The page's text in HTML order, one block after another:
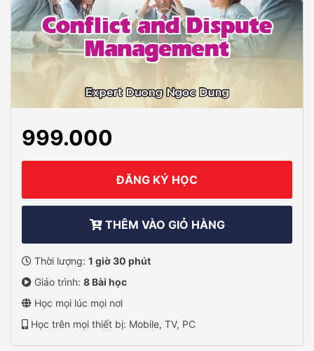
999.000
ĐĂNG KÝ HỌC
THÊM VÀO GIỎ HÀNG
Thời lượng: 1 giờ 30 phút
Giáo trình: 8 Bài học
Học mọi lúc mọi nơi
Học trên mọi thiết bị: Mobile, TV, PC